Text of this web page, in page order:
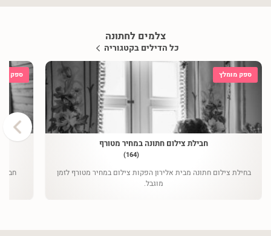
צלמים לחתונה
כל הדילים בקטגוריה
ספק מומלץ
חבילת צילום חתונה במחיר מטורף
(164)
בחילת צילום חתונה מבית אלירון הפקות צילום במחיר מטורף לזמן
מוגבל.
ספק
›